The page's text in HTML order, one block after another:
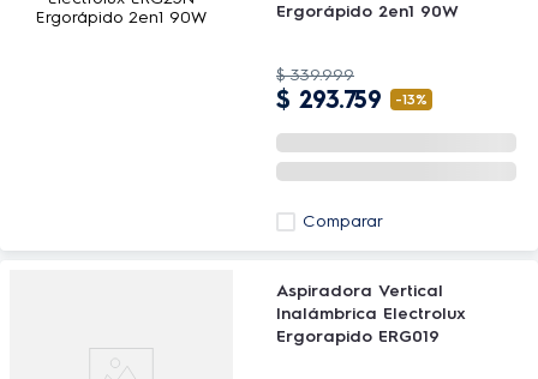
Ergorápido 2en1 90W
$ 339.999
$ 293.759 -13%
Comparar
Aspiradora Vertical
Inalámbrica Electrolux
Ergorapido ERG019